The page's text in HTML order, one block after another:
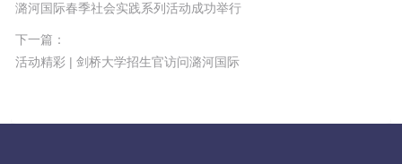
潞河国际春季社会实践系列活动成功举行
下一篇：
活动精彩 | 剑桥大学招生官访问潞河国际